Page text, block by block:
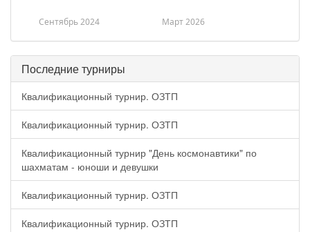
Сентябрь 2024 Март 2026
Последние турниры
Квалификационный турнир. ОЗТП
Квалификационный турнир. ОЗТП
Квалификационный турнир "День космонавтики" по
шахматам - юноши и девушки
Квалификационный турнир. ОЗТП
Квалификационный турнир. ОЗТП